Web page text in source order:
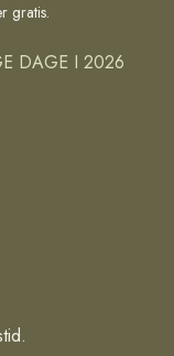
gratis.
DAGE I 2026